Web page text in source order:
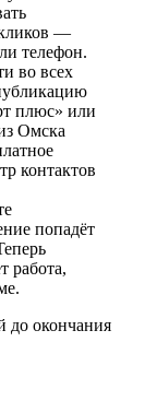
—
телефон.
во всех
плюс» или
Омска
контактов
попадёт
работа,
до окончания